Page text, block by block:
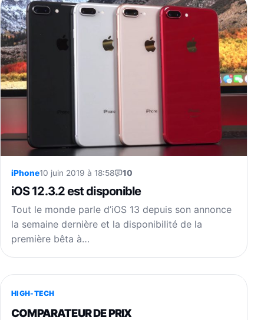
iPhone10 juin 2019 à 18:58 10
iOS 12.3.2 est disponible
Tout le monde parle d’iOS 13 depuis son annonce
la semaine dernière et la disponibilité de la
première bêta à…
HIGH-TECH
COMPARATEUR DE PRIX